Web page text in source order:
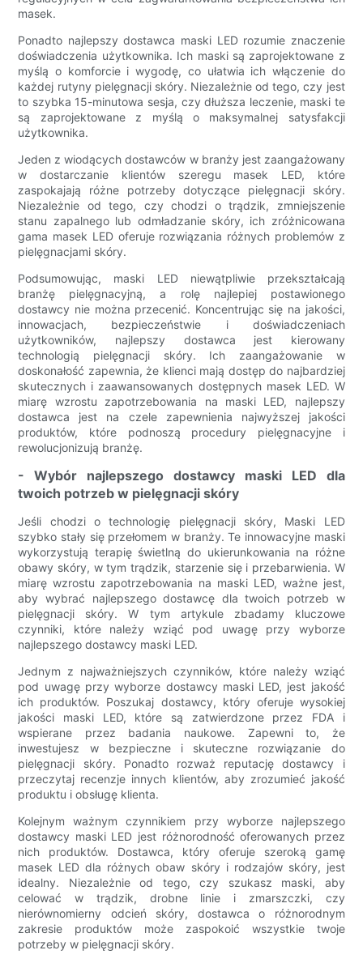
masek.
Ponadto najlepszy dostawca maski LED rozumie znaczenie
doświadczenia użytkownika. Ich maski są zaprojektowane z
myślą o komforcie i wygodę, co ułatwia ich włączenie do
każdej rutyny pielęgnacji skóry. Niezależnie od tego, czy jest
to szybka 15-minutowa sesja, czy dłuższa leczenie, maski te
są zaprojektowane z myślą o maksymalnej satysfakcji
użytkownika.
Jeden z wiodących dostawców w branży jest zaangażowany
w dostarczanie klientów szeregu masek LED, które
zaspokajają różne potrzeby dotyczące pielęgnacji skóry.
Niezależnie od tego, czy chodzi o trądzik, zmniejszenie
stanu zapalnego lub odmładzanie skóry, ich zróżnicowana
gama masek LED oferuje rozwiązania różnych problemów z
pielęgnacjami skóry.
Podsumowując, maski LED niewątpliwie przekształcają
branżę pielęgnacyjną, a rolę najlepiej postawionego
dostawcy nie można przecenić. Koncentrując się na jakości,
innowacjach, bezpieczeństwie i doświadczeniach
użytkowników, najlepszy dostawca jest kierowany
technologią pielęgnacji skóry. Ich zaangażowanie w
doskonałość zapewnia, że ​​klienci mają dostęp do najbardziej
skutecznych i zaawansowanych dostępnych masek LED. W
miarę wzrostu zapotrzebowania na maski LED, najlepszy
dostawca jest na czele zapewnienia najwyższej jakości
produktów, które podnoszą procedury pielęgnacyjne i
rewolucjonizują branżę.
- Wybór najlepszego dostawcy maski LED dla
twoich potrzeb w pielęgnacji skóry
Jeśli chodzi o technologię pielęgnacji skóry, Maski LED
szybko stały się przełomem w branży. Te innowacyjne maski
wykorzystują terapię świetlną do ukierunkowania na różne
obawy skóry, w tym trądzik, starzenie się i przebarwienia. W
miarę wzrostu zapotrzebowania na maski LED, ważne jest,
aby wybrać najlepszego dostawcę dla twoich potrzeb w
pielęgnacji skóry. W tym artykule zbadamy kluczowe
czynniki, które należy wziąć pod uwagę przy wyborze
najlepszego dostawcy maski LED.
Jednym z najważniejszych czynników, które należy wziąć
pod uwagę przy wyborze dostawcy maski LED, jest jakość
ich produktów. Poszukaj dostawcy, który oferuje wysokiej
jakości maski LED, które są zatwierdzone przez FDA i
wspierane przez badania naukowe. Zapewni to, że
inwestujesz w bezpieczne i skuteczne rozwiązanie do
pielęgnacji skóry. Ponadto rozważ reputację dostawcy i
przeczytaj recenzje innych klientów, aby zrozumieć jakość
produktu i obsługę klienta.
Kolejnym ważnym czynnikiem przy wyborze najlepszego
dostawcy maski LED jest różnorodność oferowanych przez
nich produktów. Dostawca, który oferuje szeroką gamę
masek LED dla różnych obaw skóry i rodzajów skóry, jest
idealny. Niezależnie od tego, czy szukasz maski, aby
celować w trądzik, drobne linie i zmarszczki, czy
nierównomierny odcień skóry, dostawca o różnorodnym
zakresie produktów może zaspokoić wszystkie twoje
potrzeby w pielęgnacji skóry.